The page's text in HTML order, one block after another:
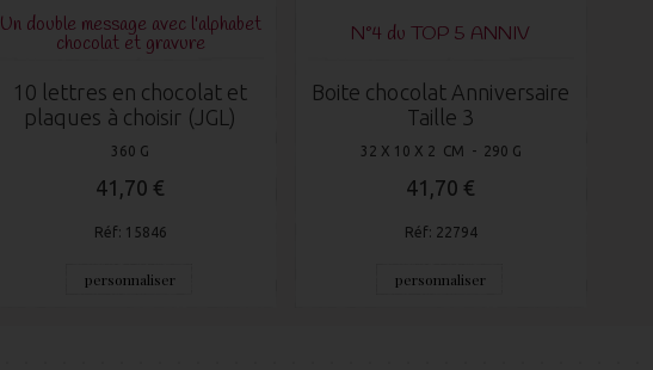
Un double message avec l'alphabet
chocolat et gravure
10 lettres en chocolat et
plaques à choisir (JGL)
360 G
41,70 €
Réf: 15846
personnaliser
N°4 du TOP 5 ANNIV
Boite chocolat Anniversaire
Taille 3
32 X 10 X 2 CM - 290 G
41,70 €
Réf: 22794
personnaliser